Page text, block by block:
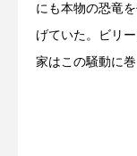
にも本物の恐竜
げていた。ビリ
家はこの騒動に